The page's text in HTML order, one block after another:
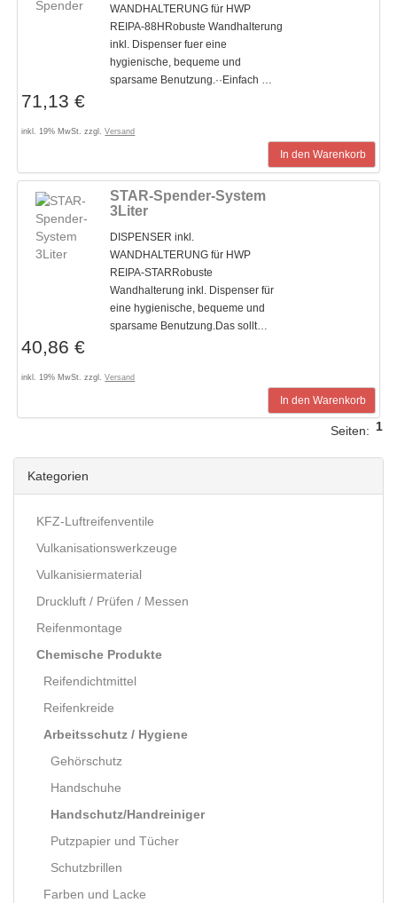
WANDHALTERUNG für HWP
REIPA-88HRobuste Wandhalterung
inkl. Dispenser fuer eine
hygienische, bequeme und
sparsame Benutzung.··Einfach …
71,13 €
inkl. 19% MwSt. zzgl.Versand
In den Warenkorb
STAR-Spender-System
3Liter
DISPENSER inkl.
WANDHALTERUNG für HWP
REIPA-STARRobuste
Wandhalterung inkl. Dispenser für
eine hygienische, bequeme und
sparsame Benutzung.Das sollt…
40,86 €
inkl. 19% MwSt. zzgl.Versand
In den Warenkorb
1
Seiten:
Kategorien
KFZ-Luftreifenventile
Vulkanisationswerkzeuge
Vulkanisiermaterial
Druckluft / Prüfen / Messen
Reifenmontage
Chemische Produkte
Reifendichtmittel
Reifenkreide
Arbeitsschutz / Hygiene
Gehörschutz
Handschuhe
Handschutz/Handreiniger
Putzpapier und Tücher
Schutzbrillen
Farben und Lacke